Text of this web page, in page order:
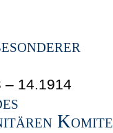
– 14.1914